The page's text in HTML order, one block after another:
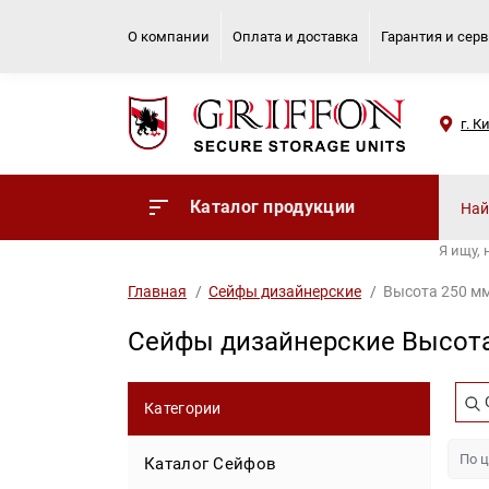
О компании Оплата и доставка Гарантия и
г.
Каталог продукции
Я ищу,
Главная Сейфы дизайнерские Высота 250
Сейфы дизайнерские
Категории
Каталог Сейфов